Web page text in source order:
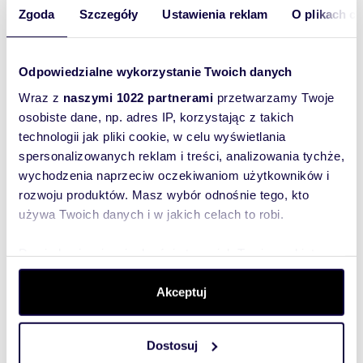
Zgoda Szczegóły Ustawienia reklam O plikach
Odpowiedzialne wykorzystanie Twoich danych
Wraz z naszymi 1022 partnerami przetwarzamy Twoje
osobiste dane, np. adres IP, korzystając z takich
technologii jak pliki cookie, w celu wyświetlania
spersonalizowanych reklam i treści, analizowania tychże,
wychodzenia naprzeciw oczekiwaniom użytkowników i
rozwoju produktów. Masz wybór odnośnie tego, kto
używa Twoich danych i w jakich celach to robi.
dane są przetwarzane oraz ustaw własne preferencje w
. W Deklaracji plików cookie możesz
zmienić lub wycofać swoją zgodę w dowolnej chwili.
Wykorzystujemy pliki cookie do spersonalizowania treści
Akceptuj
Dostosuj
Lokalizacja: województwo:
mazowieckie
powiat:Warszawa gmina:
Podobne oferty w tej lokalizacji
WYRÓŻNIONE
zł/m